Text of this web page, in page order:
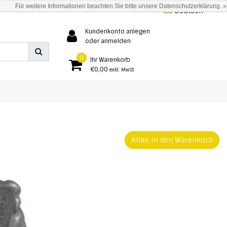
Deutsch
Kundenkonto anlegen
oder anmelden
0
Ihr Warenkorb
€0,00 exkl. MwSt.
Alles in den Warenkorb
Für weitere Informationen beachten Sie bitte unsere Datenschutzerklärung. »